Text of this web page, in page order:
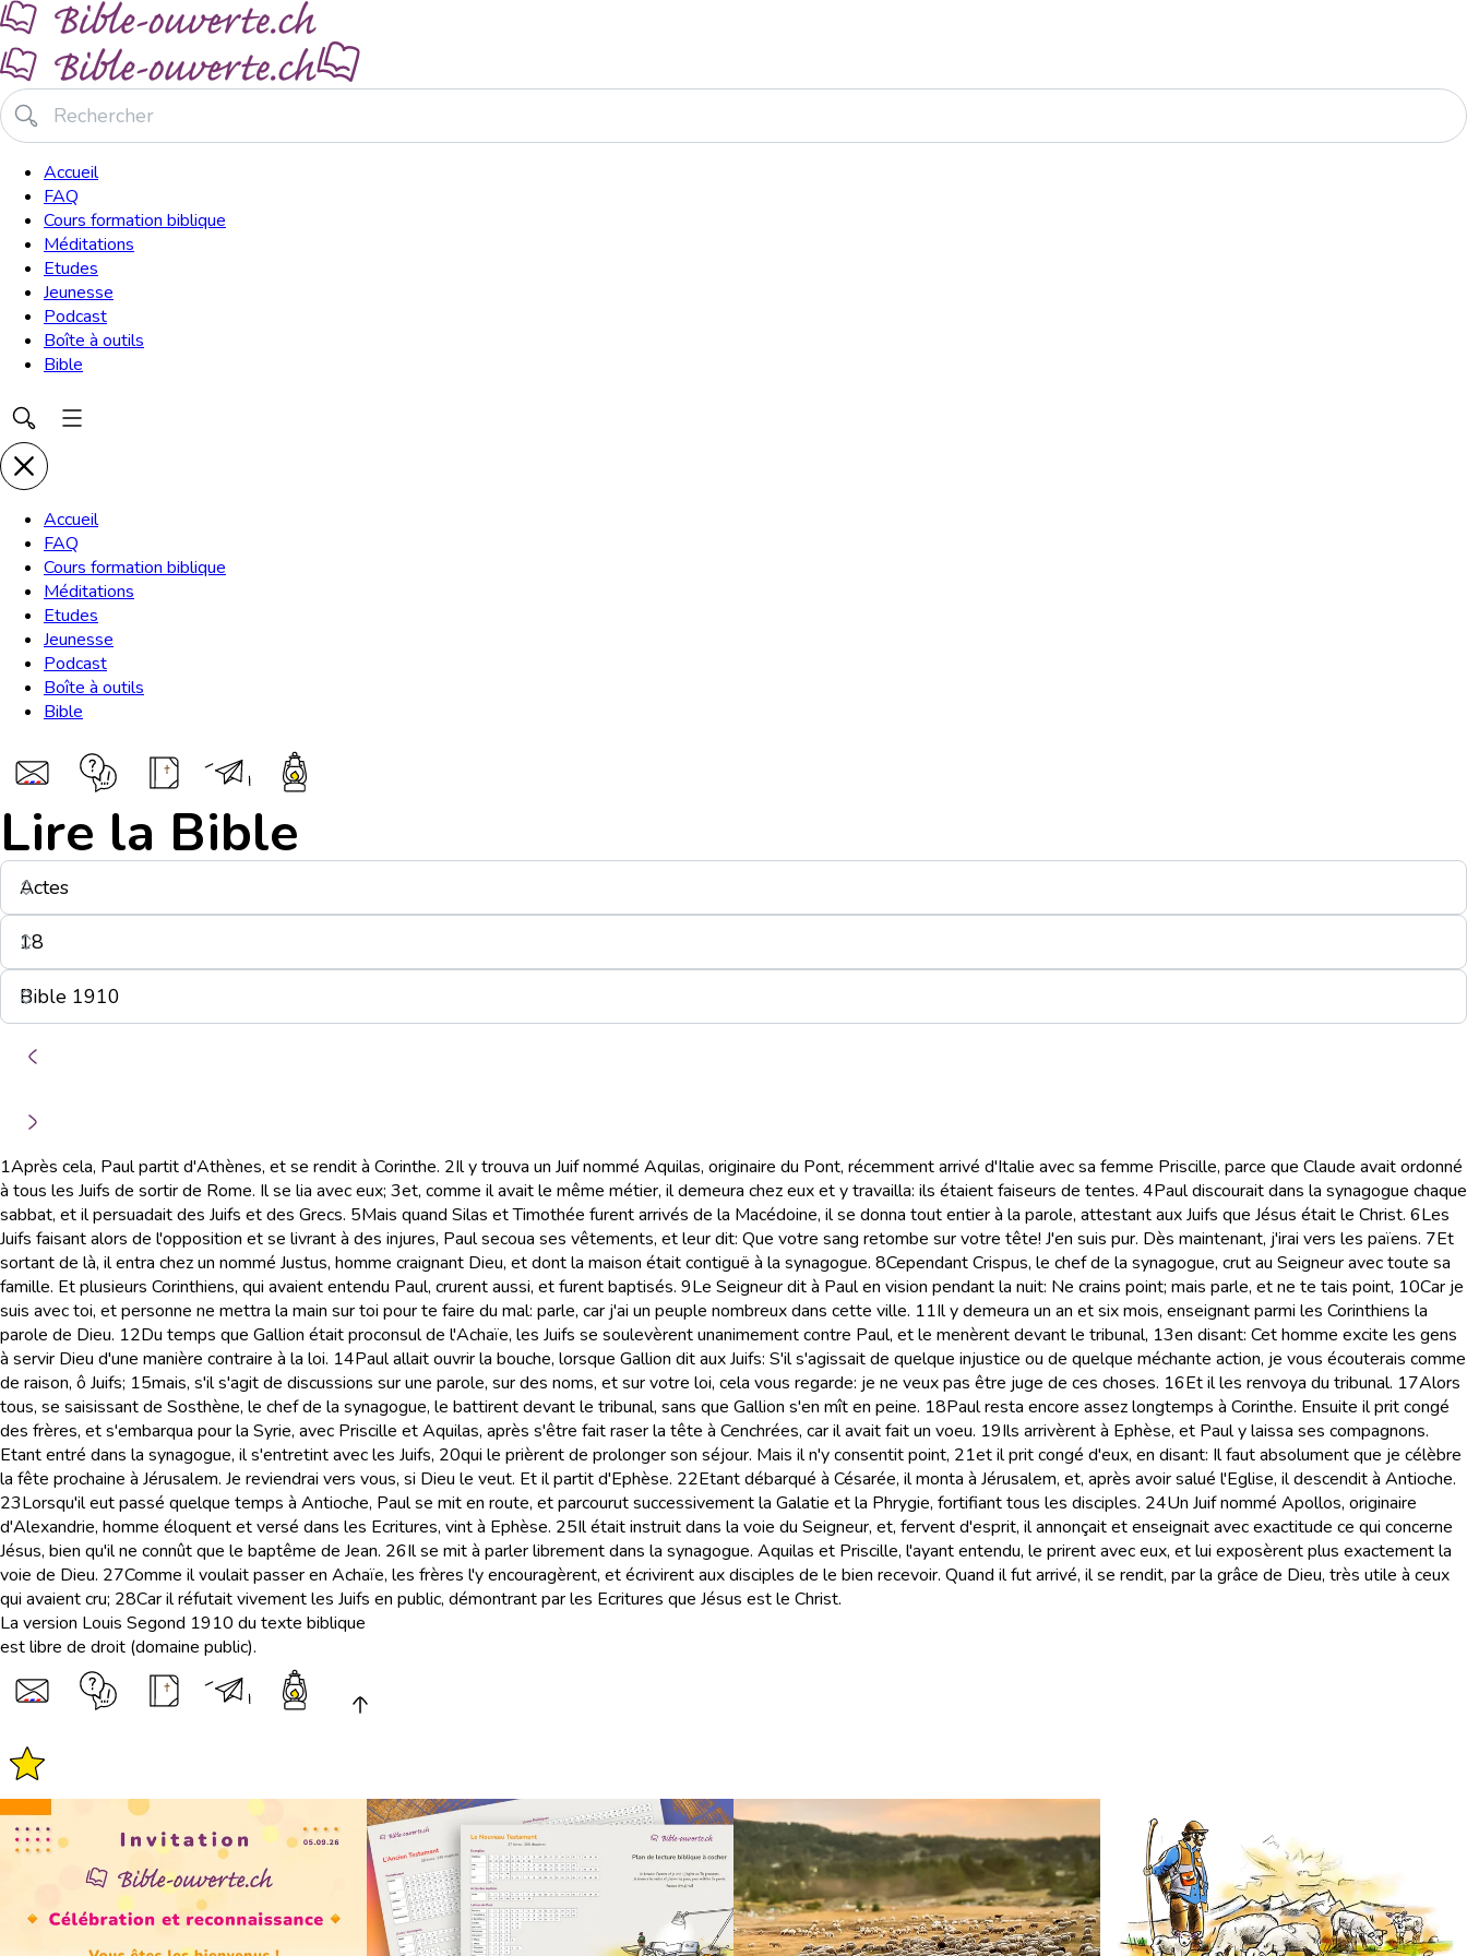
Accueil
FAQ
Cours formation biblique
Méditations
Etudes
Jeunesse
Podcast
Boîte à outils
Bible
Accueil
FAQ
Cours formation biblique
Méditations
Etudes
Jeunesse
Podcast
Boîte à outils
Bible
Lire la Bible
1Après cela, Paul partit d'Athènes, et se rendit à Corinthe. 2Il y trouva un Juif nommé Aquilas, originaire du Pont, récemment arrivé d'Italie avec sa femme Priscille, parce que Claude avait ordonné
à tous les Juifs de sortir de Rome. Il se lia avec eux; 3et, comme il avait le même métier, il demeura chez eux et y travailla: ils étaient faiseurs de tentes. 4Paul discourait dans la synagogue chaque
sabbat, et il persuadait des Juifs et des Grecs. 5Mais quand Silas et Timothée furent arrivés de la Macédoine, il se donna tout entier à la parole, attestant aux Juifs que Jésus était le Christ. 6Les
Juifs faisant alors de l'opposition et se livrant à des injures, Paul secoua ses vêtements, et leur dit: Que votre sang retombe sur votre tête! J'en suis pur. Dès maintenant, j'irai vers les païens. 7Et
sortant de là, il entra chez un nommé Justus, homme craignant Dieu, et dont la maison était contiguë à la synagogue. 8Cependant Crispus, le chef de la synagogue, crut au Seigneur avec toute sa
famille. Et plusieurs Corinthiens, qui avaient entendu Paul, crurent aussi, et furent baptisés. 9Le Seigneur dit à Paul en vision pendant la nuit: Ne crains point; mais parle, et ne te tais point, 10Car je
suis avec toi, et personne ne mettra la main sur toi pour te faire du mal: parle, car j'ai un peuple nombreux dans cette ville. 11Il y demeura un an et six mois, enseignant parmi les Corinthiens la
parole de Dieu. 12Du temps que Gallion était proconsul de l'Achaïe, les Juifs se soulevèrent unanimement contre Paul, et le menèrent devant le tribunal, 13en disant: Cet homme excite les gens
à servir Dieu d'une manière contraire à la loi. 14Paul allait ouvrir la bouche, lorsque Gallion dit aux Juifs: S'il s'agissait de quelque injustice ou de quelque méchante action, je vous écouterais comme
de raison, ô Juifs; 15mais, s'il s'agit de discussions sur une parole, sur des noms, et sur votre loi, cela vous regarde: je ne veux pas être juge de ces choses. 16Et il les renvoya du tribunal. 17Alors
tous, se saisissant de Sosthène, le chef de la synagogue, le battirent devant le tribunal, sans que Gallion s'en mît en peine. 18Paul resta encore assez longtemps à Corinthe. Ensuite il prit congé
des frères, et s'embarqua pour la Syrie, avec Priscille et Aquilas, après s'être fait raser la tête à Cenchrées, car il avait fait un voeu. 19Ils arrivèrent à Ephèse, et Paul y laissa ses compagnons.
Etant entré dans la synagogue, il s'entretint avec les Juifs, 20qui le prièrent de prolonger son séjour. Mais il n'y consentit point, 21et il prit congé d'eux, en disant: Il faut absolument que je célèbre
la fête prochaine à Jérusalem. Je reviendrai vers vous, si Dieu le veut. Et il partit d'Ephèse. 22Etant débarqué à Césarée, il monta à Jérusalem, et, après avoir salué l'Eglise, il descendit à Antioche.
23Lorsqu'il eut passé quelque temps à Antioche, Paul se mit en route, et parcourut successivement la Galatie et la Phrygie, fortifiant tous les disciples. 24Un Juif nommé Apollos, originaire
d'Alexandrie, homme éloquent et versé dans les Ecritures, vint à Ephèse. 25Il était instruit dans la voie du Seigneur, et, fervent d'esprit, il annonçait et enseignait avec exactitude ce qui concerne
Jésus, bien qu'il ne connût que le baptême de Jean. 26Il se mit à parler librement dans la synagogue. Aquilas et Priscille, l'ayant entendu, le prirent avec eux, et lui exposèrent plus exactement la
voie de Dieu. 27Comme il voulait passer en Achaïe, les frères l'y encouragèrent, et écrivirent aux disciples de le bien recevoir. Quand il fut arrivé, il se rendit, par la grâce de Dieu, très utile à ceux
qui avaient cru; 28Car il réfutait vivement les Juifs en public, démontrant par les Ecritures que Jésus est le Christ.
La version Louis Segond 1910 du texte biblique
est libre de droit (domaine public).